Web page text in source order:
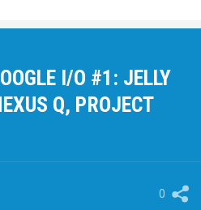
I/O #1: JELLY
Q, PROJECT
0